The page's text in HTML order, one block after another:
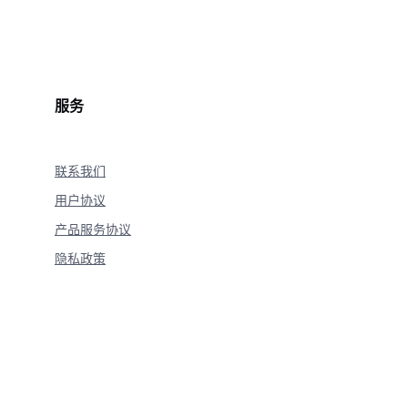
服务
联系我们
用户协议
产品服务协议
隐私政策